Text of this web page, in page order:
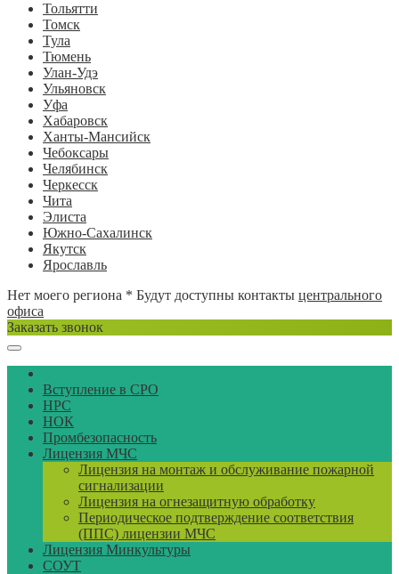
Тольятти
Томск
Тула
Тюмень
Улан-Удэ
Ульяновск
Уфа
Хабаровск
Ханты-Мансийск
Чебоксары
Челябинск
Черкесск
Чита
Элиста
Южно-Сахалинск
Якутск
Ярославль
Нет моего региона * Будут доступны контакты центрального
офиса
Заказать звонок
Вступление в СРО
НРС
НОК
Промбезопасность
Лицензия МЧС
Лицензия на монтаж и обслуживание пожарной
сигнализации
Лицензия на огнезащитную обработку
Периодическое подтверждение соответствия
(ППС) лицензии МЧС
Лицензия Минкультуры
СОУТ